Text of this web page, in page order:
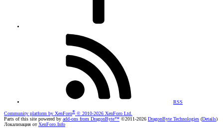
RSS
Community platform by XenForo® © 2010-2026 XenForo Ltd.
Parts of this site powered by add-ons from DragonByte™ ©2011-2026 DragonByte Technologies (Details)
Локализация отXenForo.Info